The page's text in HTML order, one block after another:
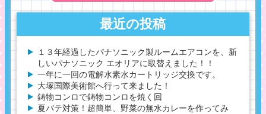
最近の投稿
１３年経過したパナソニック製ルームエアコンを、新
しいパナソニック エオリアに取替えました！！
一年に一回の電解水素水カートリッジ交換です。
大塚国際美術館へ行って来ました！
鋳物コンロで鋳物コンロを焼く回
夏バテ対策！超簡単、野菜の無水カレーを作ってみ